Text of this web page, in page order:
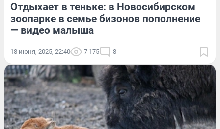
Отдыхает в теньке: в Новосибирском
зоопарке в семье бизонов пополнение
— видео малыша
18 июня, 2025, 22:40 7 175 8